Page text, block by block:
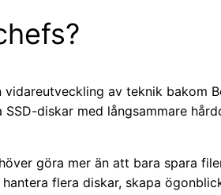
vidareutveckling av teknik bakom
diskar med långsammare
göra mer än att bara spara
flera diskar, skapa